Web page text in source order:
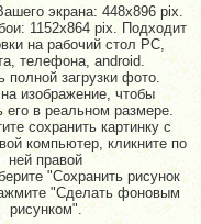
экрана: 448x896 pix.
1152x864 pix. Подходит
на рабочий стол PC,
телефона, android.
полной загрузки фото.
изображение, чтобы
его в реальном размере.
сохранить картинку с
компьютер, кликните по
ней правой
"Сохранить рисунок
"Сделать фоновым
рисунком".